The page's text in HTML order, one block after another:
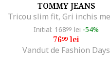
TOMMY JEANS
Initial: 16899 lei -54%
7699lei
Vandut de Fashion Days